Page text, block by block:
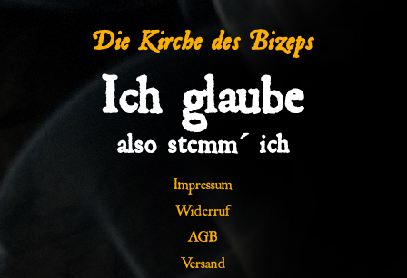
Die Kirche des Bizeps
Ich glaube
also stemm´ ich
Impressum
Widerruf
AGB
Versand